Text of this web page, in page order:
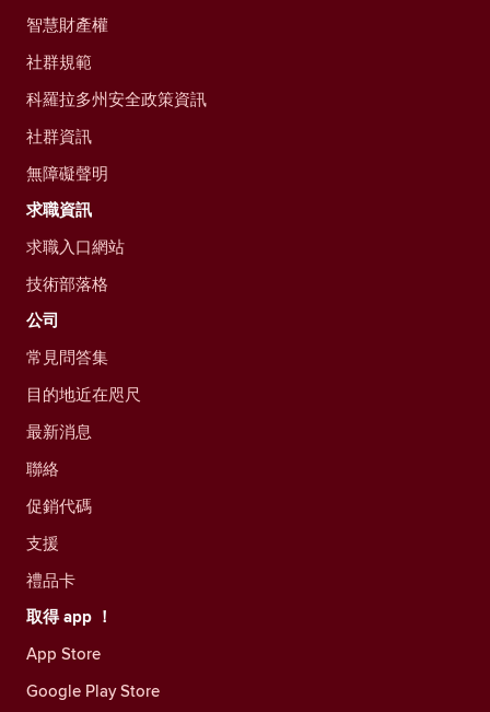
智慧財產權
社群規範
科羅拉多州安全政策資訊
社群資訊
無障礙聲明
求職資訊
求職入口網站
技術部落格
公司
常見問答集
目的地近在咫尺
最新消息
聯絡
促銷代碼
支援
禮品卡
取得 app ！
App Store
Google Play Store